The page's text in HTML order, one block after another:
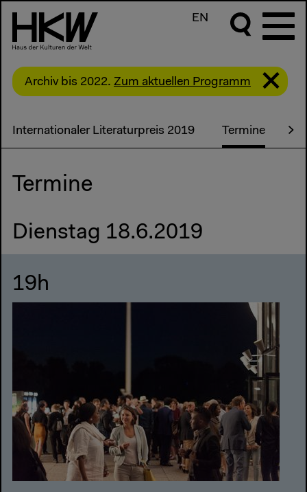
EN
Archiv bis 2022. Zum aktuellen Programm
Internationaler Literaturpreis 2019 Termine
Termine
Dienstag 18.6.2019
19h